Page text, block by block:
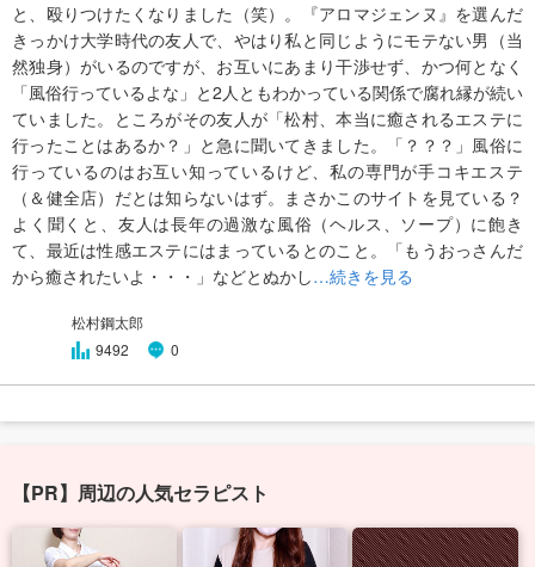
と、殴りつけたくなりました（笑）。『アロマジェンヌ』を選んだ
きっかけ大学時代の友人で、やはり私と同じようにモテない男（当
然独身）がいるのですが、お互いにあまり干渉せず、かつ何となく
「風俗行っているよな」と2人ともわかっている関係で腐れ縁が続い
ていました。ところがその友人が「松村、本当に癒されるエステに
行ったことはあるか？」と急に聞いてきました。「？？？」風俗に
行っているのはお互い知っているけど、私の専門が手コキエステ
（＆健全店）だとは知らないはず。まさかこのサイトを見ている？
よく聞くと、友人は長年の過激な風俗（ヘルス、ソープ）に飽き
て、最近は性感エステにはまっているとのこと。「もうおっさんだ
から癒されたいよ・・・」などとぬかし…続きを見る
松村鋼太郎
9492
0
【PR】周辺の人気セラピスト